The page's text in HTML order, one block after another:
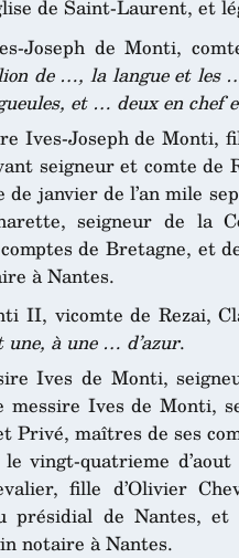
de Saint-Laurent, et
Joseph de Monti,
de …, la langue et les
et … deux en chef
Ives-Joseph de
seigneur et comte de
de janvier de l’an mile
seigneur de la
de Bretagne, et
à Nantes.
II, vicomte de Rezai,
à une … d’azur.
Ives de Monti,
Ives de Monti,
Privé, maîtres de ses
vingt-quatrieme
fille d’Olivier
présidial de Nantes, et
notaire à Nantes.